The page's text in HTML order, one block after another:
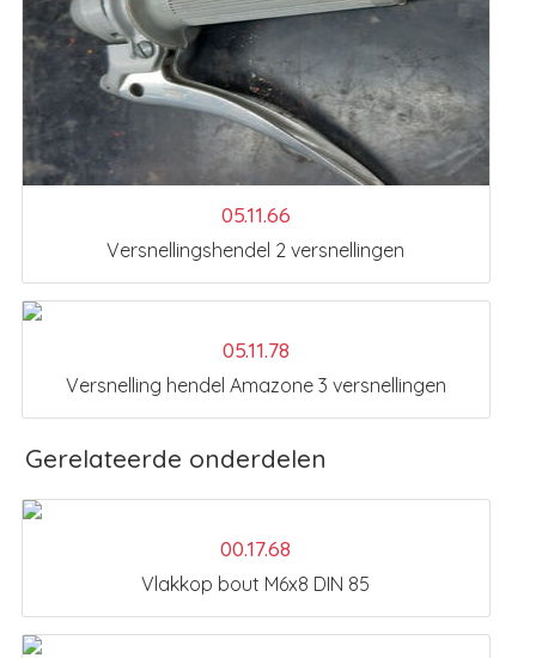
05.11.66
Versnellingshendel 2 versnellingen
05.11.78
Versnelling hendel Amazone 3 versnellingen
Gerelateerde onderdelen
00.17.68
Vlakkop bout M6x8 DIN 85